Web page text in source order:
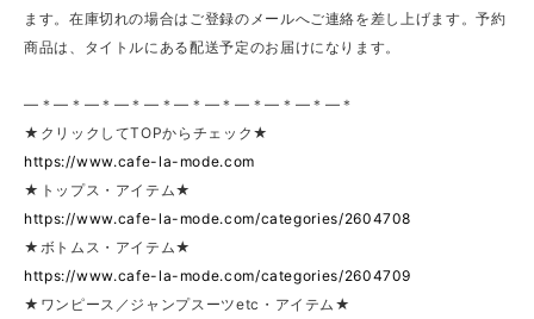
ます。在庫切れの場合はご登録のメールへご連絡を差し上げます。予約
商品は、タイトルにある配送予定のお届けになります。
—＊—＊—＊—＊—＊—＊—＊—＊—＊—＊—＊
★クリックしてTOPからチェック★
https://www.cafe-la-mode.com
★トップス・アイテム★
https://www.cafe-la-mode.com/categories/2604708
★ボトムス・アイテム★
https://www.cafe-la-mode.com/categories/2604709
★ワンピース／ジャンプスーツetc・アイテム★